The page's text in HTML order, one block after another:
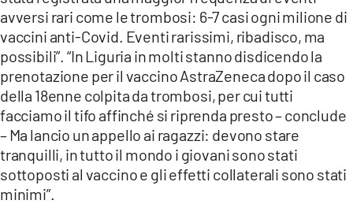
avversi rari come le trombosi: 6-7 casi ogni milione di
vaccini anti-Covid. Eventi rarissimi, ribadisco, ma
possibili”. “In Liguria in molti stanno disdicendo la
prenotazione per il vaccino AstraZeneca dopo il caso
della 18enne colpita da trombosi, per cui tutti
facciamo il tifo affinché si riprenda presto – conclude
– Ma lancio un appello ai ragazzi: devono stare
tranquilli, in tutto il mondo i giovani sono stati
sottoposti al vaccino e gli effetti collaterali sono stati
minimi”.